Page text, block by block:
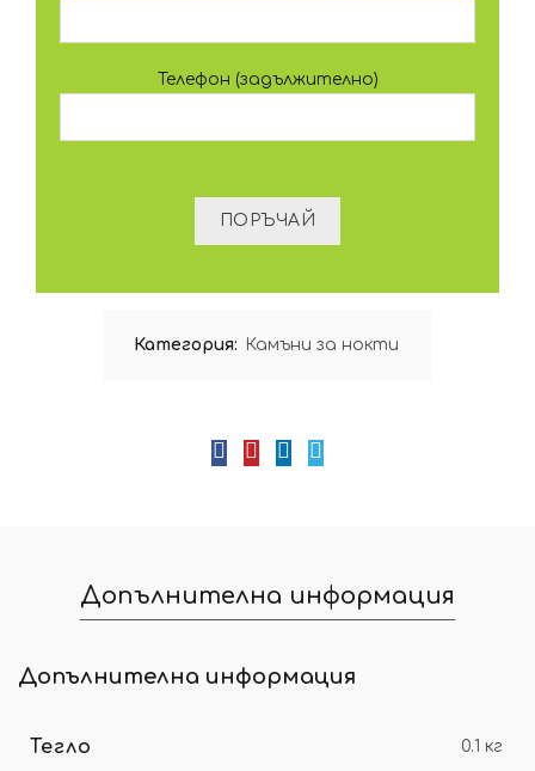
Телефон (задължително)
Категория: Камъни за нокти
Допълнителна информация
Допълнителна информация
Тегло 0.1 кг